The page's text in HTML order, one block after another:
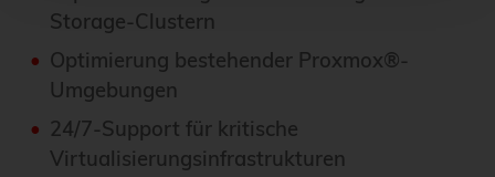
Storage-Clustern
Optimierung bestehender Proxmox®-
Umgebungen
24/7-Support für kritische
Virtualisierungsinfrastrukturen